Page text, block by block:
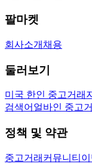
팔마켓
회사소개 채용
둘러보기
미국 한인 중고거래
검색어 얼바인 중고
정책 및 약관
중고거래 커뮤니티